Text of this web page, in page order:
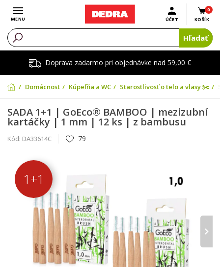
Doprava zadarmo pri objednávke nad 59,00 €
Otvoriť menu
MENU
0
KOŠÍK
ÚČET
Hľadať
Domácnosť Kúpeľňa a WC Starostlivosť o telo a vlasy ✂️
SADA 1+1 | GoEco® BAMBOO | mezizubní
kartáčky | 1 mm | 12 ks | z bambusu
Kód: DA33614C 79
1+1
›